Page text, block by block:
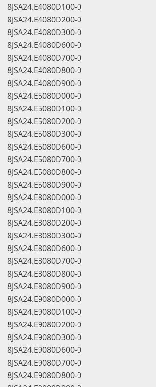
8JSA24.E4080D100-0
8JSA24.E4080D200-0
8JSA24.E4080D300-0
8JSA24.E4080D600-0
8JSA24.E4080D700-0
8JSA24.E4080D800-0
8JSA24.E4080D900-0
8JSA24.E5080D000-0
8JSA24.E5080D100-0
8JSA24.E5080D200-0
8JSA24.E5080D300-0
8JSA24.E5080D600-0
8JSA24.E5080D700-0
8JSA24.E5080D800-0
8JSA24.E5080D900-0
8JSA24.E8080D000-0
8JSA24.E8080D100-0
8JSA24.E8080D200-0
8JSA24.E8080D300-0
8JSA24.E8080D600-0
8JSA24.E8080D700-0
8JSA24.E8080D800-0
8JSA24.E8080D900-0
8JSA24.E9080D000-0
8JSA24.E9080D100-0
8JSA24.E9080D200-0
8JSA24.E9080D300-0
8JSA24.E9080D600-0
8JSA24.E9080D700-0
8JSA24.E9080D800-0